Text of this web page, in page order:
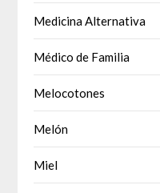
Medicina Alternativa
Médico de Familia
Melocotones
Melón
Miel